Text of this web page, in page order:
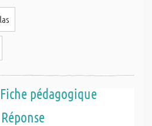
Fiche pédagogique
Réponse